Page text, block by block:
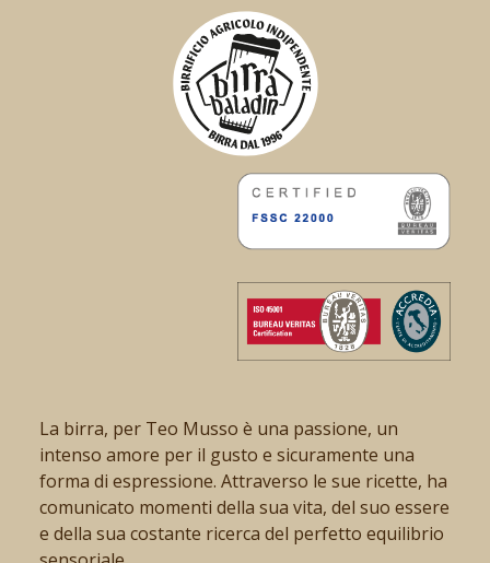
La birra, per Teo Musso è una passione, un
intenso amore per il gusto e sicuramente una
forma di espressione. Attraverso le sue ricette, ha
comunicato momenti della sua vita, del suo essere
e della sua costante ricerca del perfetto equilibrio